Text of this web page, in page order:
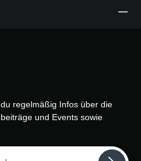
regelmäßig Infos über die
und Events sowie